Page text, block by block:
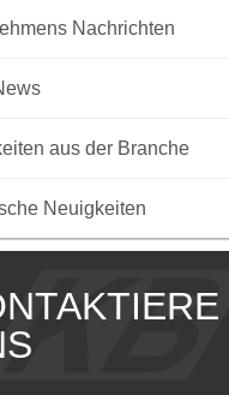
Nachrichten
aus der Branche
Neuigkeiten